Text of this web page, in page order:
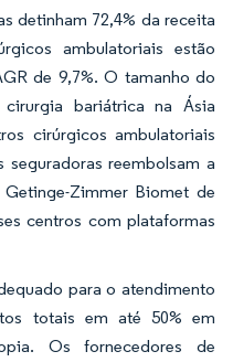
detinham 72,4% da receita
ambulatoriais estão
de 9,7%. O tamanho do
bariátrica na Ásia
cirúrgicos ambulatoriais
reembolsam a
Zimmer Biomet de
centros com plataformas
para o atendimento
totais em até 50% em
Os fornecedores de